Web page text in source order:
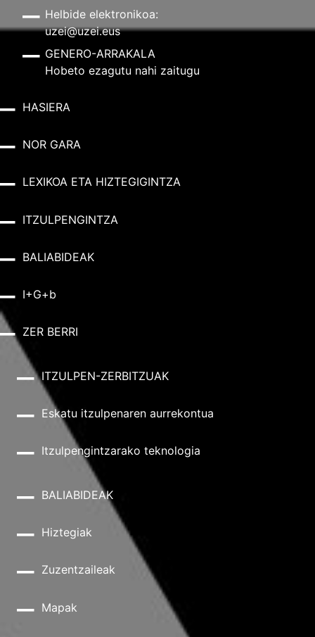
Helbide elektronikoa:
uzei@uzei.eus
GENERO-ARRAKALA
Hobeto ezagutu nahi zaitugu
HASIERA
NOR GARA
LEXIKOA ETA HIZTEGIGINTZA
ITZULPENGINTZA
BALIABIDEAK
I+G+b
ZER BERRI
ITZULPEN-ZERBITZUAK
Eskatu itzulpenaren aurrekontua
Itzulpengintzarako teknologia
BALIABIDEAK
Hiztegiak
Zuzentzaileak
Mapak